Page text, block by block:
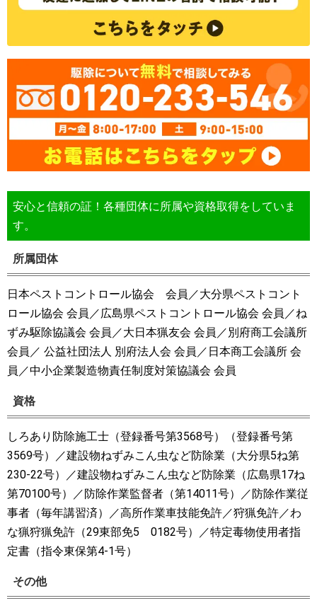
安心と信頼の証！各種団体に所属や資格取得をしていま
す。
所属団体
日本ペストコントロール協会 会員／大分県ペストコント
ロール協会 会員／広島県ペストコントロール協会 会員／ね
ずみ駆除協議会 会員／大日本猟友会 会員／別府商工会議所
会員／ 公益社団法人 別府法人会 会員／日本商工会議所 会
員／中小企業製造物責任制度対策協議会 会員
資格
しろあり防除施工士（登録番号第3568号）（登録番号第
3569号）／建設物ねずみこん虫など防除業（大分県5ね第
230-22号）／建設物ねずみこん虫など防除業（広島県17ね
第70100号）／防除作業監督者（第14011号）／防除作業従
事者（毎年講習済）／高所作業車技能免許／狩猟免許／わ
な猟狩猟免許（29東部免5 0182号）／特定毒物使用者指
定書（指令東保第4-1号）
その他